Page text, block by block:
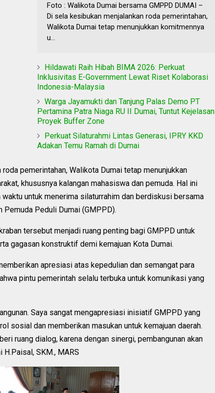
Foto : Walikota Dumai bersama GMPPD DUMAI –
Di sela kesibukan menjalankan roda pemerintahan,
Walikota Dumai tetap menunjukkan komitmennya
u...
Hildawati Raih Hibah BIMA 2026: Perkuat
Inklusivitas E-Government Lewat Riset Kolaborasi
Indonesia-Malaysia
Warga Jayamukti dan Tanjung Palas Demo PT
Pertamina Patra Niaga RU II Dumai, Tuntut Kejelasan
Proyek Buffer Zone
Perkuat Silaturahmi Lintas Generasi, IPRY KKD
Adakan Temu Ramah di Dumai
pemerintahan, Walikota Dumai tetap menunjukkan
khususnya kalangan mahasiswa dan pemuda. Hal ini
untuk menerima silaturrahim dan berdiskusi bersama
Pemuda Peduli Dumai (GMPPD).
tersebut menjadi ruang penting bagi GMPPD untuk
gagasan konstruktif demi kemajuan Kota Dumai.
apresiasi atas kepedulian dan semangat para
pintu pemerintah selalu terbuka untuk komunikasi yang
Saya sangat mengapresiasi inisiatif GMPPD yang
sosial dan memberikan masukan untuk kemajuan daerah.
ruang dialog, karena dengan sinergi, pembangunan akan
H.Paisal, SKM., MARS